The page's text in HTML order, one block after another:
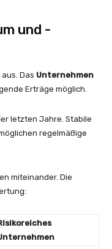
und -
Das Unternehmen
Erträge möglich.
letzten Jahre. Stabile
regelmäßige
miteinander. Die